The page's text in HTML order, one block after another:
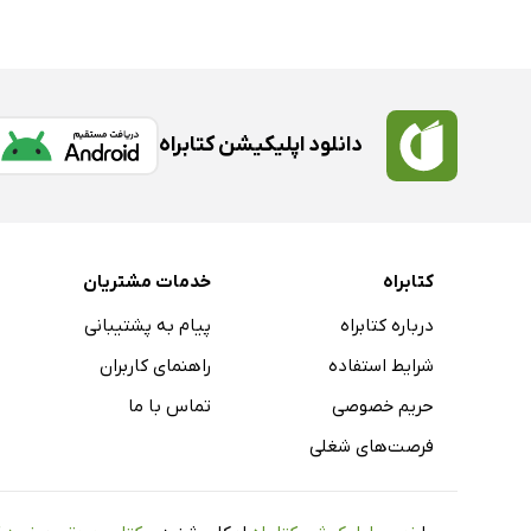
دانلود اپلیکیشن کتابراه
کتابراه
درباره کتابراه
شرایط استفاده
حریم خصوصی
فرصت‌های شغلی
خدمات مشتریان
پیام به پشتیبانی
راهنمای کاربران
تماس با ما